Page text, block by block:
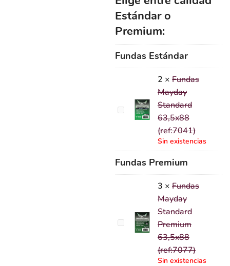
Estándar o
Premium:
Fundas Estándar
Fundas
Mayday
(ref:7041)
2 × Fundas
Mayday
Standard
63,5x88
(ref:7041)
Sin existencias
Fundas Premium
Fundas
Mayday
3 × Fundas
Mayday
Standard
Premium
63,5x88
(ref:7077)
Sin existencias